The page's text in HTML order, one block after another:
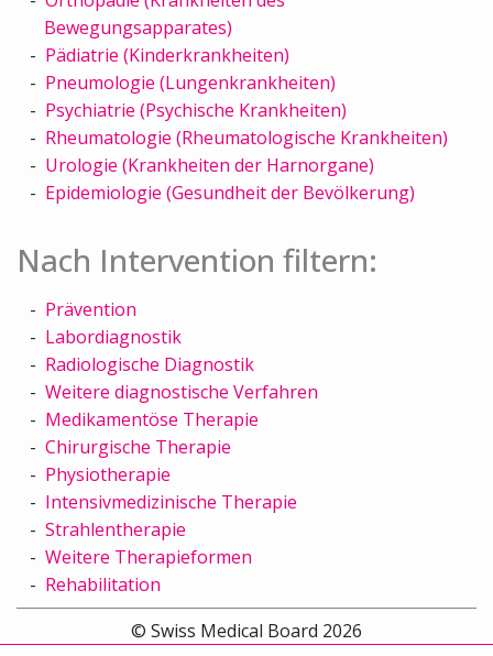
Bewegungsapparates)
Pädiatrie (Kinderkrankheiten)
Pneumologie (Lungenkrankheiten)
Psychiatrie (Psychische Krankheiten)
Rheumatologie (Rheumatologische Krankheiten)
Urologie (Krankheiten der Harnorgane)
Epidemiologie (Gesundheit der Bevölkerung)
Nach Intervention filtern:
Prävention
Labordiagnostik
Radiologische Diagnostik
Weitere diagnostische Verfahren
Medikamentöse Therapie
Chirurgische Therapie
Physiotherapie
Intensivmedizinische Therapie
Strahlentherapie
Weitere Therapieformen
Rehabilitation
© Swiss Medical Board 2026